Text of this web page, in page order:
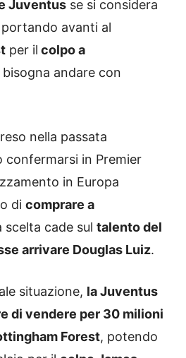
Juventus se si considera
avanti al
per il colpo a
bisogna andare con
nella passata
confermarsi in Premier
in Europa
di comprare a
scelta cade sul talento del
arrivare Douglas Luiz.
situazione, la Juventus
di vendere per 30 milioni
Forest, potendo